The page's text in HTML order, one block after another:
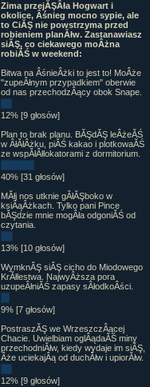
Zima przejĂŞÂła Hogwart i
okolice, Âśnieg mocno sypie, ale
to CiĂŞ nie powstrzyma przed
robieniem planĂłw. Zastanawiasz
siĂŞ, co ciekawego moÂżna
robiĂŚ w weekend:
Bitwa na ÂśnieÂżki to jest to! MoÂże
"zupeÂłnym przypadkiem" oberwie
od nas przechodzÂący obok Snape.
12% [9 głosów]
Plan to brak planu. BĂŞdĂŞ leÂżeĂŚ
w ÂłĂłÂżku, piĂŚ kakao i plotkowaĂŚ
ze wspĂłÂłlokatorami z dormitorium.
40% [31 głosów]
MĂłj nos utknie gÂłĂŞboko w
ksiÂąÂżkach. Tylko pani Pince
bĂŞdzie mnie mogÂła odgoniĂŚ od
czytania.
13% [10 głosów]
WymknĂŞ siĂŞ cicho do Miodowego
KrĂłlestwa. NajwyÂższa pora
uzupeÂłniĂŚ zapasy sÂłodkoÂści.
9% [7 głosów]
PostraszĂŞ we WrzeszczÂącej
Chacie. Uwielbiam oglÂądaĂŚ miny
przechodniĂłw, kiedy wydaje im siĂŞ,
Âże uciekajÂą od duchĂłw i upiorĂłw.
12% [9 głosów]